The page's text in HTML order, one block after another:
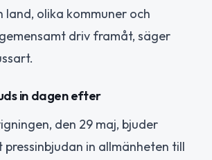
olika kommuner och
driv framåt, säger
in dagen efter
den 29 maj, bjuder
in allmänheten till